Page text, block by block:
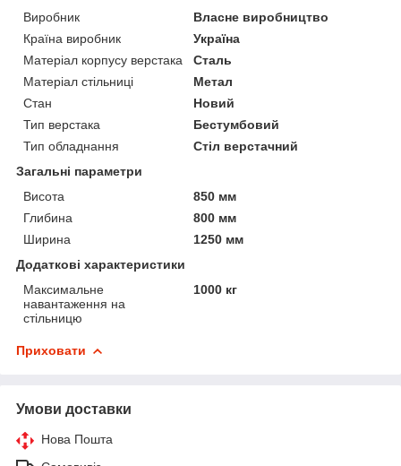
Виробник
Власне виробництво
Країна виробник
Україна
Матеріал корпусу верстака
Сталь
Матеріал стільниці
Метал
Стан
Новий
Тип верстака
Бестумбовий
Тип обладнання
Стіл верстачний
Загальні параметри
Висота
850 мм
Глибина
800 мм
Ширина
1250 мм
Додаткові характеристики
Максимальне
навантаження на
стільницю
1000 кг
Приховати
Умови доставки
Нова Пошта